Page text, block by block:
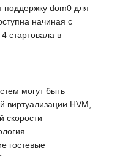
поддержку dom0 для
начиная с
стартовала в
могут быть
HVM,
скорости
гостевые